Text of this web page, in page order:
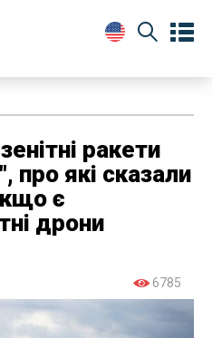
ракети
про які сказали
є
дрони
6785